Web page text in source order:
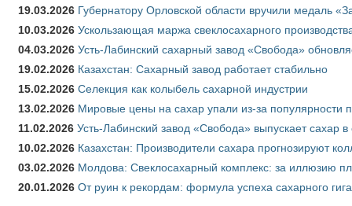
19.03.2026 Губернатору Орловской области вручили медаль
10.03.2026 Ускользающая маржа свеклосахарного
04.03.2026 Усть-Лабинский сахарный завод «Свобода»
19.02.2026 Казахстан: Сахарный завод работает стабильно
15.02.2026 Селекция как колыбель сахарной индустрии
13.02.2026 Мировые цены на сахар упали из-за популярности
11.02.2026 Усть-Лабинский завод «Свобода» выпускает сахар в
10.02.2026 Казахстан: Производители сахара прогнозируют
03.02.2026 Молдова: Свеклосахарный комплекс: за иллюзию
20.01.2026 От руин к рекордам: формула успеха сахарного